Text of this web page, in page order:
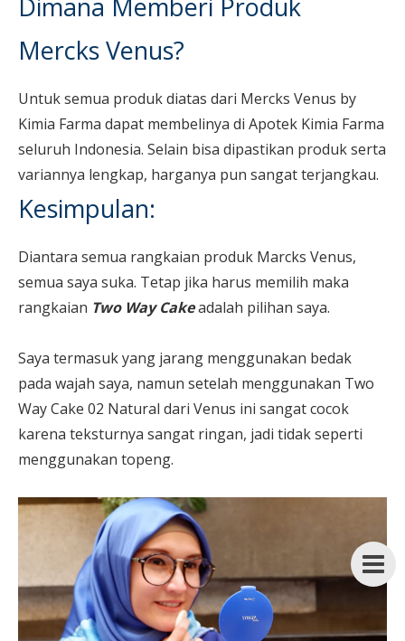
Dimana Memberi Produk
Mercks Venus?
Untuk semua produk diatas dari Mercks Venus by
Kimia Farma dapat membelinya di Apotek Kimia Farma
seluruh Indonesia. Selain bisa dipastikan produk serta
variannya lengkap, harganya pun sangat terjangkau.
Kesimpulan:
Diantara semua rangkaian produk Marcks Venus,
semua saya suka. Tetap jika harus memilih maka
rangkaian Two Way Cakeadalah pilihan saya.
Saya termasuk yang jarang menggunakan bedak
pada wajah saya, namun setelah menggunakan Two
Way Cake 02 Natural dari Venus ini sangat cocok
karena teksturnya sangat ringan, jadi tidak seperti
menggunakan topeng.